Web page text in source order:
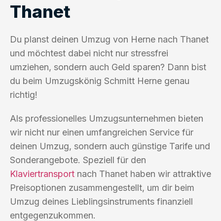
Thanet
Du planst deinen Umzug von Herne nach Thanet
und möchtest dabei nicht nur stressfrei
umziehen, sondern auch Geld sparen? Dann bist
du beim Umzugskönig Schmitt Herne genau
richtig!
Als professionelles Umzugsunternehmen bieten
wir nicht nur einen umfangreichen Service für
deinen Umzug, sondern auch günstige Tarife und
Sonderangebote. Speziell für den
Klaviertransport nach Thanet haben wir attraktive
Preisoptionen zusammengestellt, um dir beim
Umzug deines Lieblingsinstruments finanziell
entgegenzukommen.